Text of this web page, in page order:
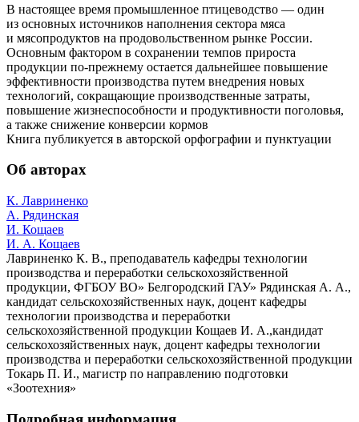
В настоящее время промышленное птицеводство — один
из основных источников наполнения сектора мяса
и мясопродуктов на продовольственном рынке России.
Основным фактором в сохранении темпов прироста
продукции по-прежнему остается дальнейшее повышение
эффективности производства путем внедрения новых
технологий, сокращающие производственные затраты,
повышение жизнеспособности и продуктивности поголовья,
а также снижение конверсии кормов
Книга публикуется в авторской орфографии и пунктуации
Об авторах
К. Лавриненко
А. Рядинская
И. Кощаев
И. А. Кощаев
Лавриненко К. В., преподаватель кафедры технологии
производства и переработки сельскохозяйственной
продукции, ФГБОУ ВО» Белгородский ГАУ» Рядинская А. А.,
кандидат сельскохозяйственных наук, доцент кафедры
технологии производства и переработки
сельскохозяйственной продукции Кощаев И. А.,кандидат
сельскохозяйственных наук, доцент кафедры технологии
производства и переработки сельскохозяйственной продукции
Токарь П. И., магистр по направлению подготовки
«Зоотехния»